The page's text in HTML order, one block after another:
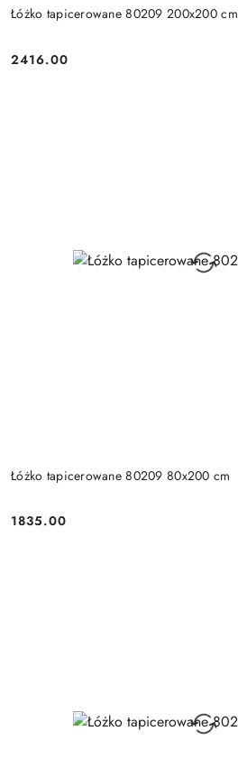
Łóżko tapicerowane 80209 200x200 cm
Cena:
2416.00
Łóżko tapicerowane 80209 80x200 cm
Cena:
1835.00